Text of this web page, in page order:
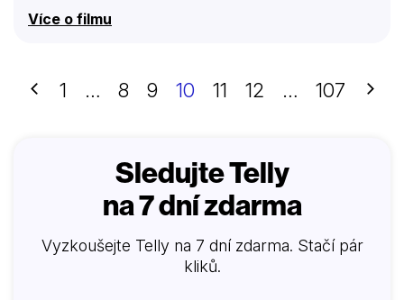
Více o filmu
Předchozí
1 … 8 9 10 11 12 … 107
Sledujte Telly
na 7 dní zdarma
Vyzkoušejte Telly na 7 dní zdarma. Stačí pár
kliků.